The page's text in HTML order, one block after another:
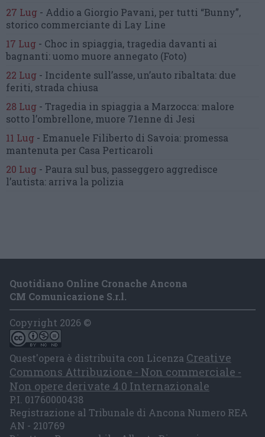
27 Lug - Addio a Giorgio Pavani, per tutti “Bunny”,
storico commerciante di Lay Line
17 Lug - Choc in spiaggia, tragedia davanti ai
bagnanti:uomo muore annegato (Foto)
22 Lug - Incidente sull’asse, un’auto ribaltata: due
feriti, strada chiusa
28 Lug - Tragedia in spiaggia a Marzocca: malore
sotto l’ombrellone, muore 71enne di Jesi
11 Lug - Emanuele Filiberto di Savoia: promessa
mantenuta per Casa Perticaroli
20 Lug - Paura sul bus, passeggero aggredisce
l’autista: arriva la polizia
Quotidiano Online Cronache Ancona
CM Comunicazione S.r.l.
Copyright 2026 ©
Quest'opera è distribuita con Licenza Creative
Commons Attribuzione - Non commerciale -
Non opere derivate 4.0 Internazionale
P.I. 01760000438
Registrazione al Tribunale di Ancona Numero REA
AN - 210769